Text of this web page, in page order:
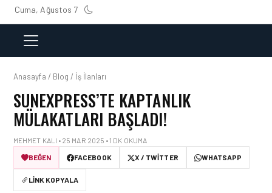
Cuma, Ağustos 7
Anasayfa / Blog / İş İlanları
SUNEXPRESS’TE KAPTANLIK
MÜLAKATLARI BAŞLADI!
MEHMET KALI • 25 MAR 2025 • 1 DK OKUMA
BEĞEN
FACEBOOK X / TWITTER WHATSAPP
LINK KOPYALA